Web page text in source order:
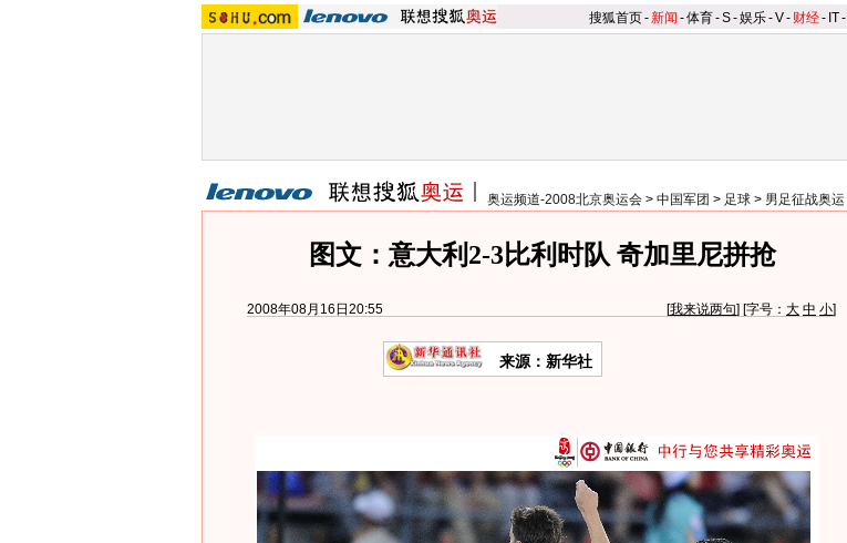
搜狐首页-新闻 -体育-S-娱乐-V- 财经- IT-
奥运频道-2008北京奥运会 > 中国军团 > 足球 > 男足征战奥运
图文：意大利2-3比利时队 奇加里尼拼抢
2008年08月16日20:55 [我来说两句] [字号： 大 中 小]
来源：新华社